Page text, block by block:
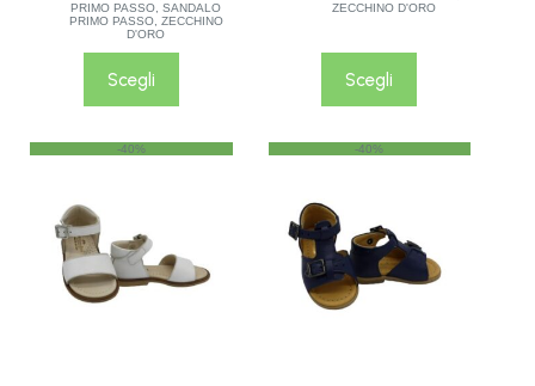
PRIMO PASSO,SANDALO
PRIMO PASSO, ZECCHINO
D'ORO
Scegli
ZECCHINO D'ORO
Scegli
-40% -40%